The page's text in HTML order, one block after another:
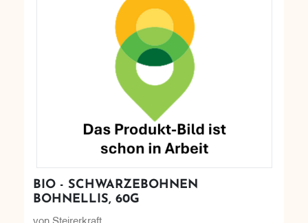
BIO - SCHWARZEBOHNEN
BOHNELLIS, 60G
von Steirerkraft